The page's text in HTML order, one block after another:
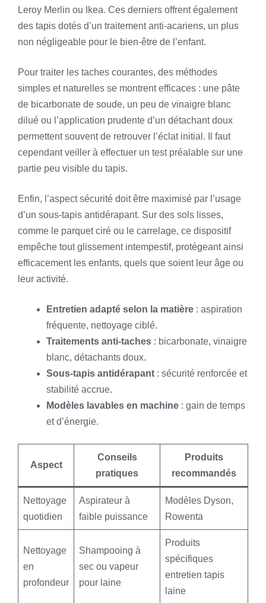
Leroy Merlin ou Ikea. Ces derniers offrent également
des tapis dotés d’un traitement anti-acariens, un plus
non négligeable pour le bien-être de l’enfant.
Pour traiter les taches courantes, des méthodes
simples et naturelles se montrent efficaces : une pâte
de bicarbonate de soude, un peu de vinaigre blanc
dilué ou l’application prudente d’un détachant doux
permettent souvent de retrouver l’éclat initial. Il faut
cependant veiller à effectuer un test préalable sur une
partie peu visible du tapis.
Enfin, l’aspect sécurité doit être maximisé par l’usage
d’un sous-tapis antidérapant. Sur des sols lisses,
comme le parquet ciré ou le carrelage, ce dispositif
empêche tout glissement intempestif, protégeant ainsi
efficacement les enfants, quels que soient leur âge ou
leur activité.
Entretien adapté selon la matière : aspiration
fréquente, nettoyage ciblé.
Traitements anti-taches : bicarbonate, vinaigre
blanc, détachants doux.
Sous-tapis antidérapant : sécurité renforcée et
stabilité accrue.
Modèles lavables en machine : gain de temps
et d’énergie.
Aspect
Conseils
pratiques
Produits
recommandés
Nettoyage
quotidien
Aspirateur à
faible puissance
Modèles Dyson,
Rowenta
Nettoyage
en
profondeur
Shampooing à
sec ou vapeur
pour laine
Produits
spécifiques
entretien tapis
laine